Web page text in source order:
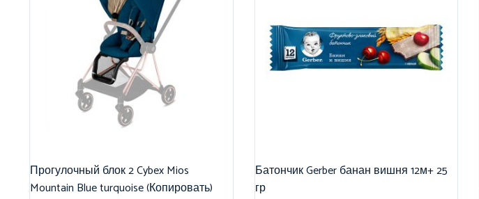
Прогулочный блок 2 Cybex Mios
Mountain Blue turquoise (Копировать)
Батончик Gerber банан вишня 12м+ 25
гр